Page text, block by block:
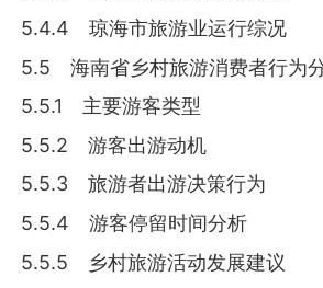
5.4.4 琼海市旅游业运行综况
5.5 海南省乡村旅游消费者行为
5.5.1 主要游客类型
5.5.2 游客出游动机
5.5.3 旅游者出游决策行为
5.5.4 游客停留时间分析
5.5.5 乡村旅游活动发展建议